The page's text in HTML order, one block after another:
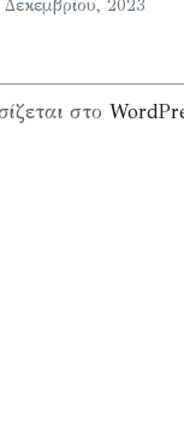
Δεκεμβρίου, 2023
στο